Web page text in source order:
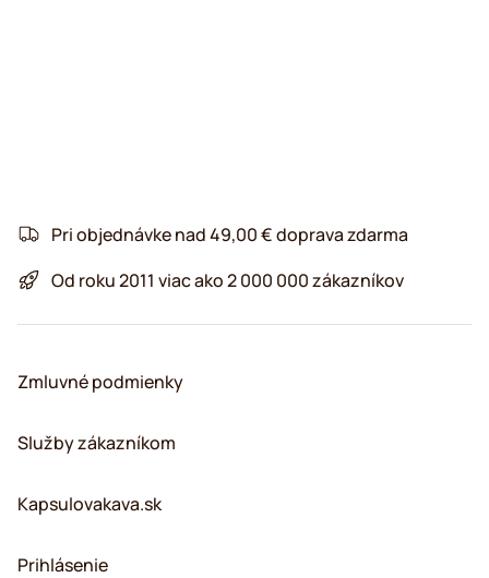
Pri objednávke nad 49,00 € doprava zdarma
Od roku 2011 viac ako 2 000 000 zákazníkov
Zmluvné podmienky
Služby zákazníkom
Kapsulovakava.sk
Prihlásenie